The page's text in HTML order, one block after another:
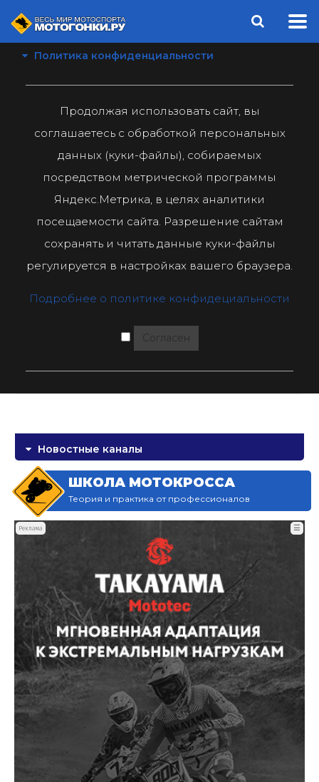
Политика конфиденциальности
Продолжая использовать сайт, вы
соглашаетесь с обработкой персональных
данных (куки-файлы), собираемых
посредством метрической программы
Яндекс.Метрика, в целях аналитики
посещаемости сайта. Разрешение сайтам
сохранять и читать данные куки-файлы
регулируется в настройках вашего браузера.
Подробнее о политике конфидециальности
Согласен
Новостные каналы
ШКОЛА МОТОКРОССА
Теория и практика от профессионалов
Реклама ☰